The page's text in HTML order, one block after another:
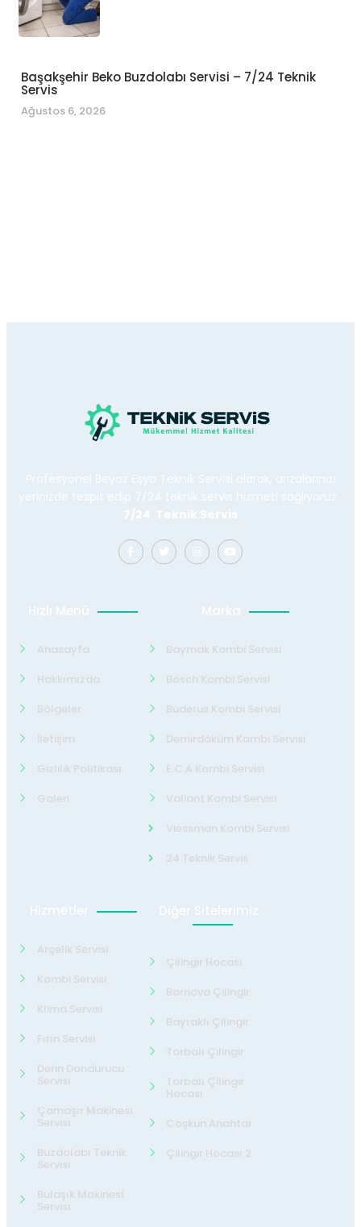
Başakşehir Beko Buzdolabı Servisi – 7/24 Teknik
Servis
Ağustos 6, 2026
Profesyonel Beyaz Eşya Teknik Servisi olarak, arızalarınızı
yerinizde tespit edip 7/24 teknik servis hizmeti sağlıyoruz.
7/24 Teknik Servis
Hızlı Menü
Anasayfa
Hakkımızda
Bölgeler
İletişim
Gizlilik Politikası
Galeri
Marka
Baymak Kombi Servisi
Bosch Kombi Servisi
Buderus Kombi Servisi
Demirdöküm Kombi Servisi
E.C.A Kombi Servisi
Valiant Kombi Servisi
Viessman Kombi Servisi
24 Teknik Servis
Hizmetler
Arçelik Servisi
Kombi Servisi
Klima Servisi
Fırın Servisi
Derin Dondurucu
Servisi
Çamaşır Makinesi
Servisi
Buzdolabı Teknik
Servisi
Bulaşık Makinesi
Servisi
Diğer Sitelerimiz
Çilingir Hocası
Bornova Çilingir
Bayraklı Çilingir
Torbalı Çilingir
Torbalı Çilingir
Hocası
Coşkun Anahtar
Çilingir Hocası 2